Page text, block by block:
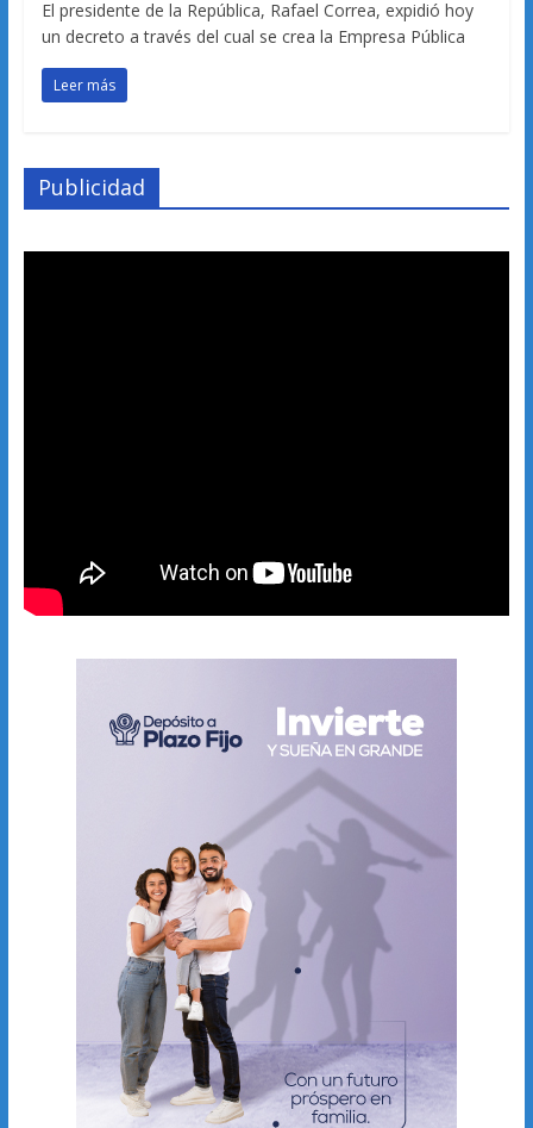
El presidente de la República, Rafael Correa, expidió hoy
un decreto a través del cual se crea la Empresa Pública
Leer más
Publicidad